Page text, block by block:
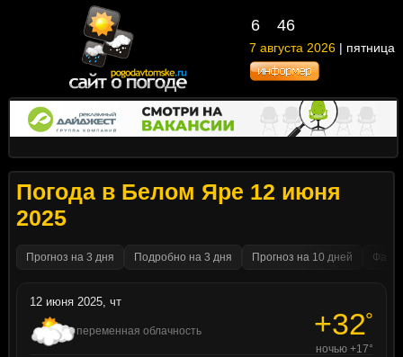
6 46
7 августа 2026 | пятница
Погода в Белом Яре 12 июня
2025
Прогноз на 3 дня Подробно на 3 дня Прогноз на 10 дней
12 июня 2025, чт
переменная облачность +32°
ночью +17°